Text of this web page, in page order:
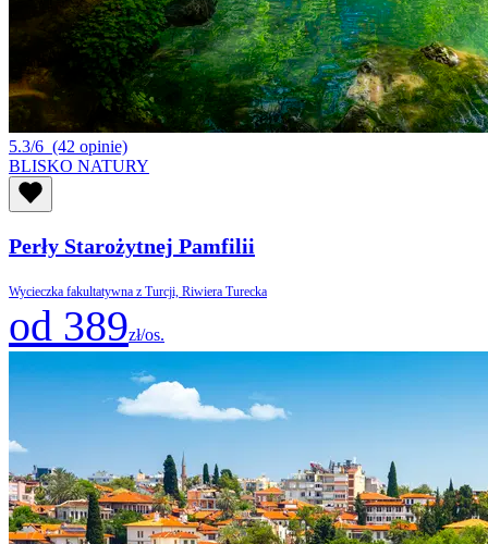
5.3/6 (42 opinie)
BLISKO NATURY
Perły Starożytnej Pamfilii
Wycieczka fakultatywna z Turcji, Riwiera Turecka
od 389zł/os.